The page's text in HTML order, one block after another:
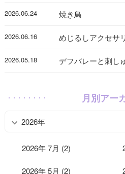
2026.06.24 焼き鳥
2026.06.16 めじるしアクセサ
2026.05.18 デフバレーと刺し
月別アー
2026年
2026年 7月 (2)
2026年 5月 (2)